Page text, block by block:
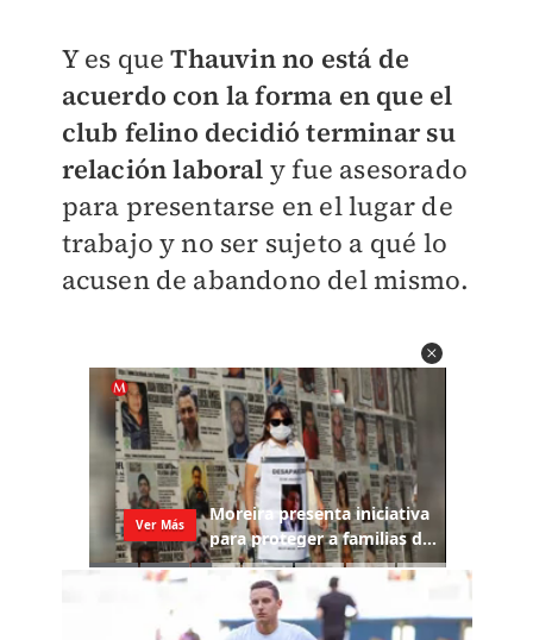
Y es queThauvin no está de
acuerdo con la forma en que el
club felino decidió terminar su
relación laboral y fue asesorado
para presentarse en el lugar de
trabajo y no ser sujeto a qué lo
acusen de abandono del mismo.